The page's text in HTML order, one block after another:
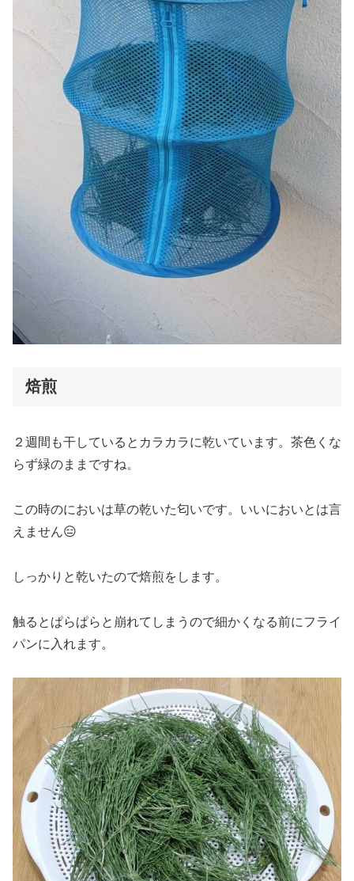
焙煎
２週間も干しているとカラカラに乾いています。茶色くな
らず緑のままですね。
この時のにおいは草の乾いた匂いです。いいにおいとは言
えません😑
しっかりと乾いたので焙煎をします。
触るとぱらぱらと崩れてしまうので細かくなる前にフライ
パンに入れます。